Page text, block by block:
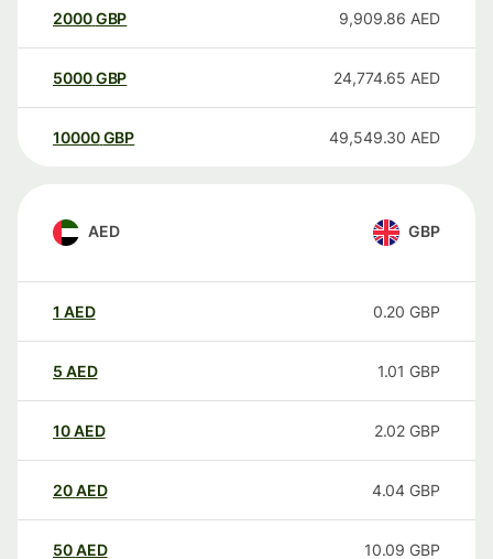
2000GBP 9,909.86 AED
5000GBP 24,774.65 AED
10000 GBP 49,549.30 AED
AED GBP
1 AED 0.20 GBP
5 AED 1.01 GBP
10AED 2.02 GBP
20AED 4.04 GBP
50AED 10.09 GBP